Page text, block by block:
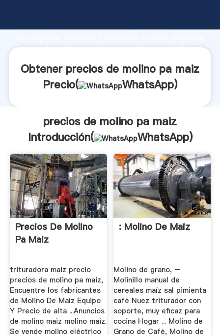
fuerte capacidad de producción, fuerza de
precios de molino pa maiz proveedor crea el valor y
Obtener precios de molino pa maiz
Precio(
WhatsApp)
precios de molino pa maiz
Introducción(
WhatsApp)
Precios De Molino
Pa Maiz
trituradora maiz precio
precios de molino pa maiz,
Encuentre los fabricantes
de Molino De Maíz Equipo
Y Precio de alta ...Anuncios
de molino maiz molino maiz.
Se vende molino eléctrico
: Molino De Maiz
Molino de grano, –
Molinillo manual de
cereales maíz sal pimienta
café Nuez triturador con
soporte, muy eficaz para
cocina Hogar ... Molino de
Grano de Café, Molino de